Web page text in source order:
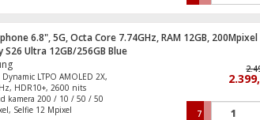
punjenje 60 W
vodootporan ( 1.5 met. do 30
)
sistem Android 16, One UI
6.8", 5G, Octa Core 7.74GHz, RAM 12GB, 200Mpixel
S26 Ultra 12GB/256GB Blue
LTPO AMOLED 2X,
HDR10+, 2600 nits
kamera 200 / 10 / 50 / 50
Selfie 12 Mpixel
7
Strujni razdjeljnik, 2 x Shuko utičnica